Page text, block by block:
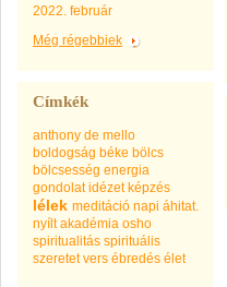
2022. február
Még régebbiek
Címkék
anthony de mello
boldogság béke bölcs
bölcsesség energia
gondolat idézet képzés
lélek meditáció napi áhitat.
nyílt akadémia osho
spiritualitás spirituális
szeretet vers ébredés élet